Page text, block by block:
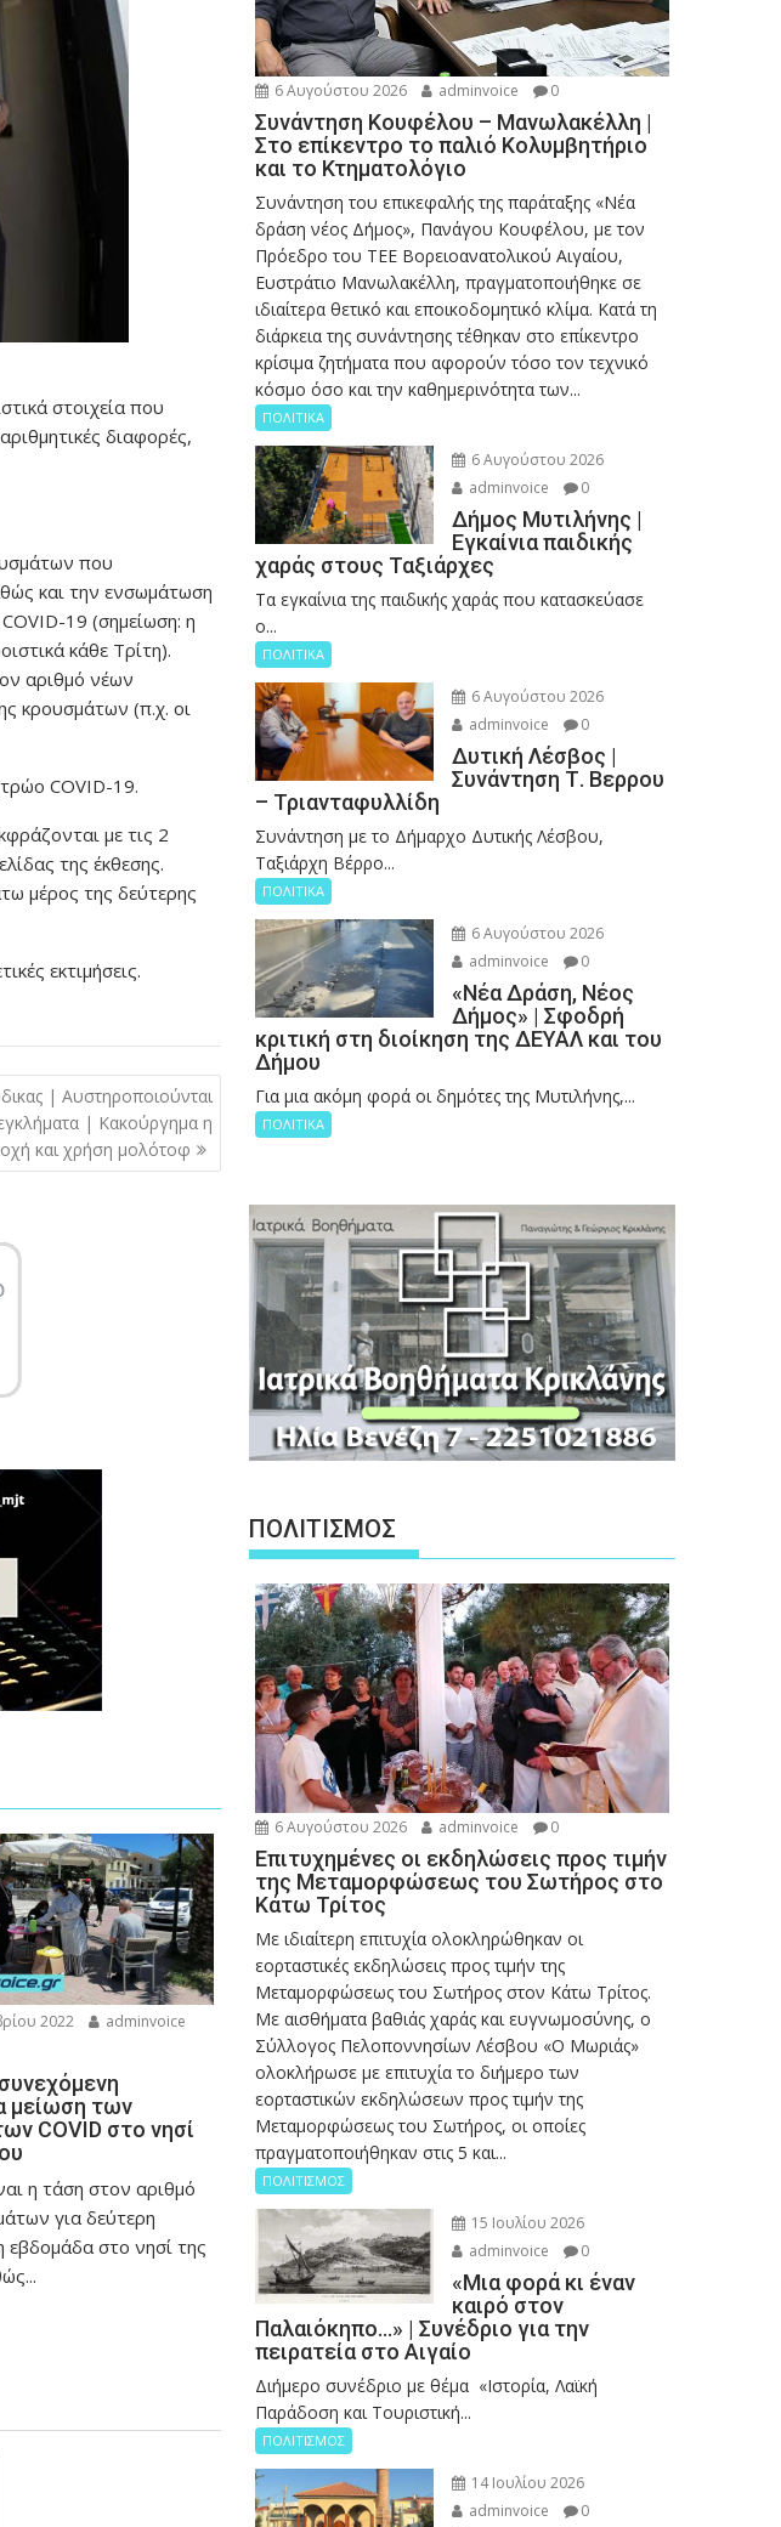
στοιχεία που
διαφορές,
που
και την ενσωμάτωση
19 (σημείωση: η
κάθε Τρίτη).
αριθμό νέων
κρουσμάτων (π.χ. οι
COVID-19.
με τις 2
της έκθεσης.
μέρος της δεύτερης
εκτιμήσεις.
| Αυστηροποιούνται
| Κακούργημα η
και χρήση μολότοφ
2022
adminvoice
μείωση των
COVID στο νησί
η τάση στον αριθμό
για δεύτερη
εβδομάδα στο νησί της
6 Αυγούστου 2026 adminvoice 0
Συνάντηση Κουφέλου – Μανωλακέλλη |
Στο επίκεντρο το παλιό Κολυμβητήριο
και το Κτηματολόγιο
Συνάντηση του επικεφαλής της παράταξης «Νέα
δράση νέος Δήμος», Πανάγου Κουφέλου, με τον
Πρόεδρο του ΤΕΕ Βορειοανατολικού Αιγαίου,
Ευστράτιο Μανωλακέλλη, πραγματοποιήθηκε σε
ιδιαίτερα θετικό και εποικοδομητικό κλίμα. Κατά τη
διάρκεια της συνάντησης τέθηκαν στο επίκεντρο
κρίσιμα ζητήματα που αφορούν τόσο τον τεχνικό
κόσμο όσο και την καθημερινότητα των...
ΠΟΛΙΤΙΚΑ
6 Αυγούστου 2026
adminvoice
0
Δήμος Μυτιλήνης |
Εγκαίνια παιδικής
χαράς στους Ταξιάρχες
Tα εγκαίνια της παιδικής χαράς που κατασκεύασε
ο...
ΠΟΛΙΤΙΚΑ
6 Αυγούστου 2026
adminvoice
0
Δυτική Λέσβος |
Συνάντηση Τ. Βερρου
– Τριανταφυλλίδη
Συνάντηση με το Δήμαρχο Δυτικής Λέσβου,
Ταξιάρχη Βέρρο...
ΠΟΛΙΤΙΚΑ
6 Αυγούστου 2026
adminvoice
0
«Νέα Δράση, Νέος
Δήμος» | Σφοδρή
κριτική στη διοίκηση της ΔΕΥΑΛ και του
Δήμου
Για μια ακόμη φορά οι δημότες της Μυτιλήνης,...
ΠΟΛΙΤΙΚΑ
ΠΟΛΙΤΙΣΜΟΣ
6 Αυγούστου 2026 adminvoice 0
Επιτυχημένες οι εκδηλώσεις προς τιμήν
της Μεταμορφώσεως του Σωτήρος στο
Κάτω Τρίτος
Με ιδιαίτερη επιτυχία ολοκληρώθηκαν οι
εορταστικές εκδηλώσεις προς τιμήν της
Μεταμορφώσεως του Σωτήρος στον Κάτω Τρίτος.
Με αισθήματα βαθιάς χαράς και ευγνωμοσύνης, ο
Σύλλογος Πελοποννησίων Λέσβου «Ο Μωριάς»
ολοκλήρωσε με επιτυχία το διήμερο των
εορταστικών εκδηλώσεων προς τιμήν της
Μεταμορφώσεως του Σωτήρος, οι οποίες
πραγματοποιήθηκαν στις 5 και...
ΠΟΛΙΤΙΣΜΟΣ
15 Ιουλίου 2026
adminvoice
0
«Μια φορά κι έναν
καιρό στον
Παλαιόκηπο…» | Συνέδριο για την
πειρατεία στο Αιγαίο
Διήμερο συνέδριο με θέμα «Ιστορία, Λαϊκή
Παράδοση και Τουριστική...
ΠΟΛΙΤΙΣΜΟΣ
14 Ιουλίου 2026
adminvoice
0